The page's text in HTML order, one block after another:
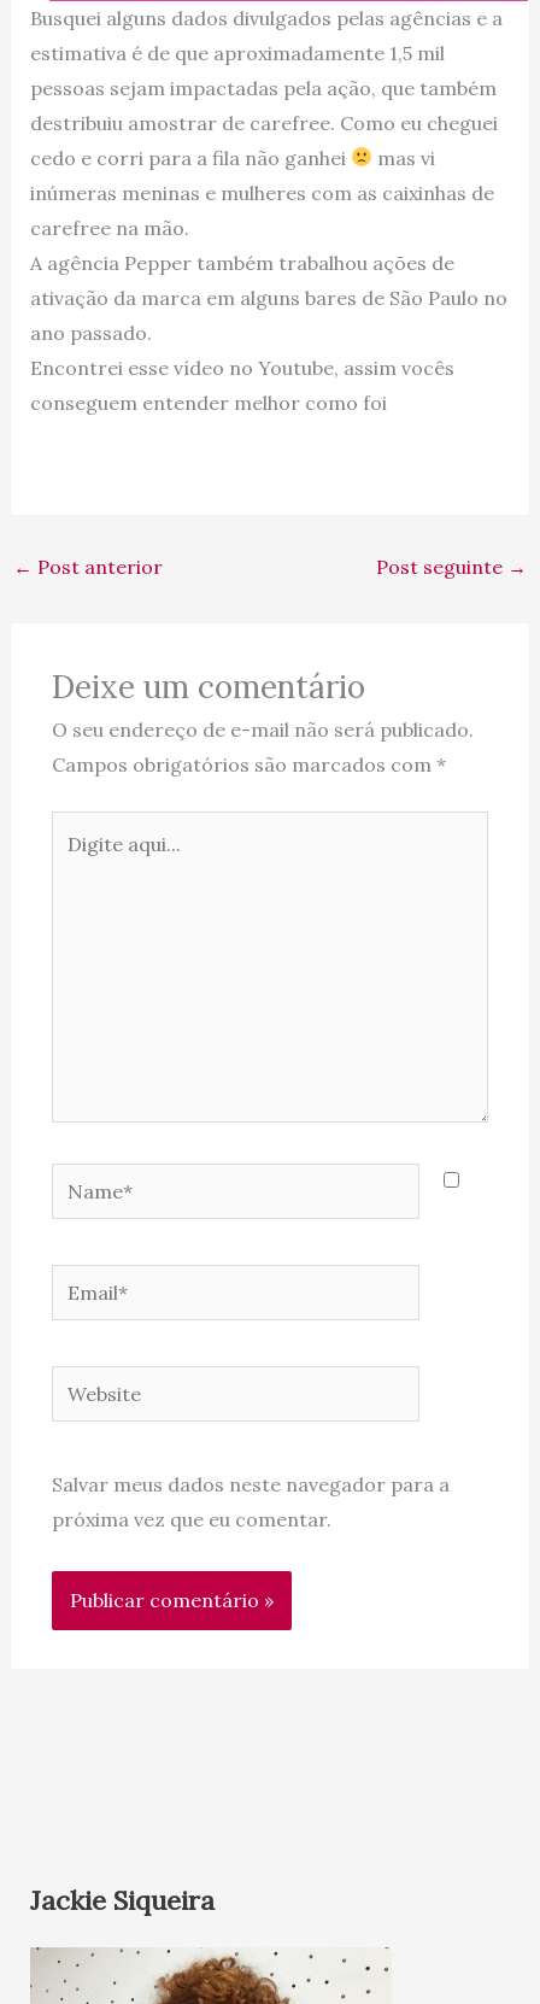
Busquei alguns dados divulgados pelas agências e a
estimativa é de que aproximadamente 1,5 mil
pessoas sejam impactadas pela ação, que também
destribuiu amostrar de carefree. Como eu cheguei
cedo e corri para a fila não ganhei
mas vi
inúmeras meninas e mulheres com as caixinhas de
carefree na mão.
A agência Pepper também trabalhou ações de
ativação da marca em alguns bares de São Paulo no
ano passado.
Encontrei esse vídeo no Youtube, assim vocês
conseguem entender melhor como foi
← Post anterior Post seguinte →
Deixe um comentário
O seu endereço de e-mail não será publicado.
Campos obrigatórios são marcados com *
aqui...
Website
Salvar meus dados neste navegador para a
próxima vez que eu comentar.
Jackie Siqueira